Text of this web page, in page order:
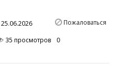
25.06.2026 Пожаловаться
35 просмотров 0